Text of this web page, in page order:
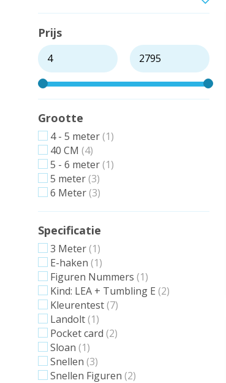
Prijs
Grootte
4 - 5 meter (1)
40 CM (4)
5 - 6 meter (1)
5 meter (3)
6 Meter (3)
Specificatie
3 Meter (1)
E-haken (1)
Figuren Nummers (1)
Kind: LEA + Tumbling E (2)
Kleurentest (7)
Landolt (1)
Pocket card (2)
Sloan (1)
Snellen (3)
Snellen Figuren (2)